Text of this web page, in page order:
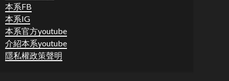
本系FB
本系IG
本系官方youtube
介紹本系youtube
隱私權政策聲明